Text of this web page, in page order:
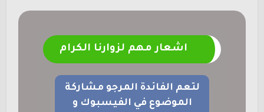
اشعار مهم لزوارنا الكرام
لتعم الفائدة المرجو مشاركة
الموضوع في الفيسبوك و